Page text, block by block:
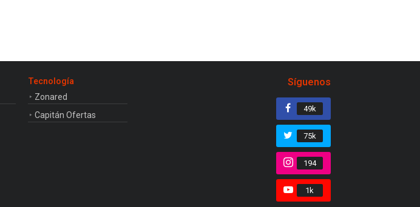
Tecnología
Zonared
Capitán Ofertas
Síguenos
49k
75k
194
1k